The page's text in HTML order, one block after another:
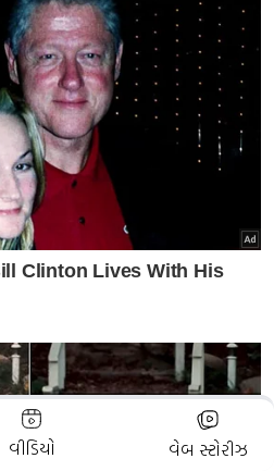
ADVERTISEMENT
વીડિયો વેબ સ્ટોરીઝ